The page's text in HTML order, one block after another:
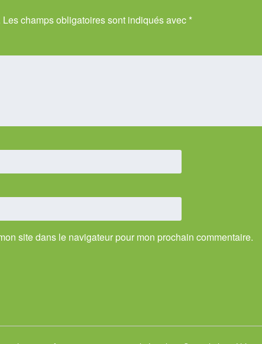
Les champs obligatoires sont indiqués avec *
site dans le navigateur pour mon prochain commentaire.